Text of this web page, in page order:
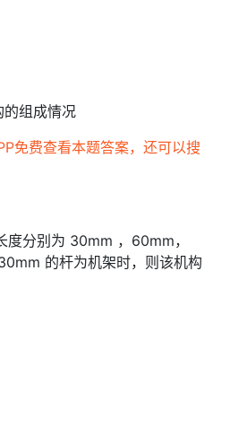
的组成情况
免费查看本题答案，还可以搜
度分别为 30mm ，60mm，
的杆为机架时，则该机构